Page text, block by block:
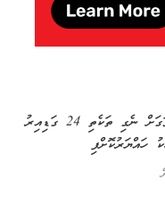
ފޭދޫ ފިހާރައަކުން ވަގަށް ނެގި ތަކެތި 24 ގަޑިއިރު
ހައްޔަރުކޮށްފި